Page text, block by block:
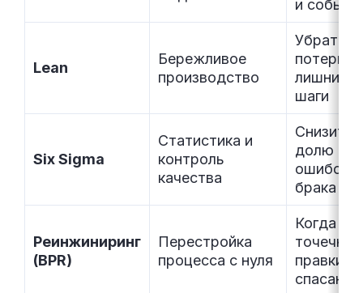
и
Lean
Бережливое
производство
Убрать
потери и
лишние
шаги
Six Sigma
Статистика и
контроль
качества
Снизить
долю
ошибок и
брака
Реинжиниринг
(BPR)
Перестройка
процесса с нуля
Когда
точечные
правки не
спасают